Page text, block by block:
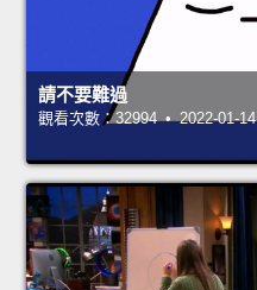
請不要難過
觀看次數：32994 • 2022-01-14